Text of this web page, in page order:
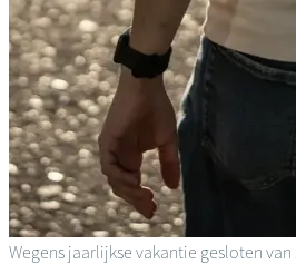
Wegens jaarlijkse vakantie gesloten van